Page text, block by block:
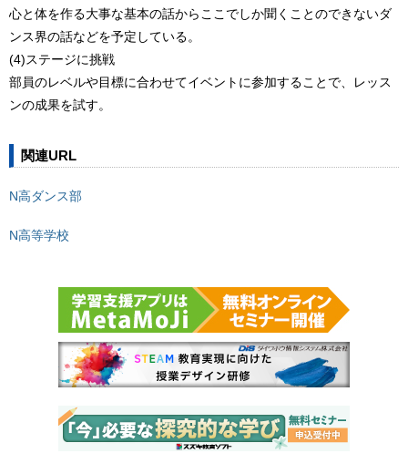
心と体を作る大事な基本の話からここでしか聞くことのできないダ
ンス界の話などを予定している。
(4)ステージに挑戦
部員のレベルや目標に合わせてイベントに参加することで、レッス
ンの成果を試す。
関連URL
N高ダンス部
N高等学校